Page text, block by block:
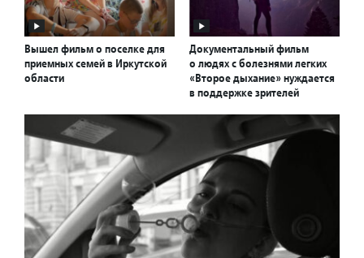
Вышел фильм о поселке для
приемных семей в Иркутской
области
Документальный фильм
о людях с болезнями легких
«Второе дыхание» нуждается
в поддержке зрителей